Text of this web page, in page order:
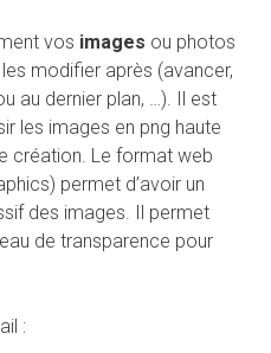
vos images ou photos
modifier après (avancer,
au dernier plan, …). Il est
les images en png haute
création. Le format web
permet d’avoir un
des images. Il permet
de transparence pour
: